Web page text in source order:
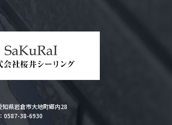
県岩倉市大地町郷内28
0587-38-6930